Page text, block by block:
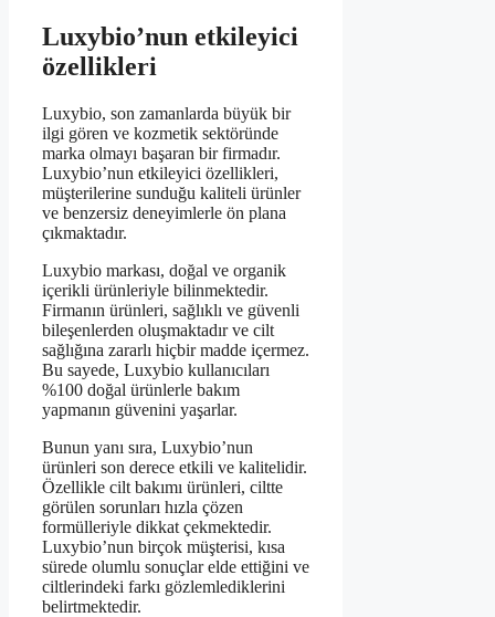
Luxybio’nun etkileyici
özellikleri
Luxybio, son zamanlarda büyük bir
ilgi gören ve kozmetik sektöründe
marka olmayı başaran bir firmadır.
Luxybio’nun etkileyici özellikleri,
müşterilerine sunduğu kaliteli ürünler
ve benzersiz deneyimlerle ön plana
çıkmaktadır.
Luxybio markası, doğal ve organik
içerikli ürünleriyle bilinmektedir.
Firmanın ürünleri, sağlıklı ve güvenli
bileşenlerden oluşmaktadır ve cilt
sağlığına zararlı hiçbir madde içermez.
Bu sayede, Luxybio kullanıcıları
%100 doğal ürünlerle bakım
yapmanın güvenini yaşarlar.
Bunun yanı sıra, Luxybio’nun
ürünleri son derece etkili ve kalitelidir.
Özellikle cilt bakımı ürünleri, ciltte
görülen sorunları hızla çözen
formülleriyle dikkat çekmektedir.
Luxybio’nun birçok müşterisi, kısa
sürede olumlu sonuçlar elde ettiğini ve
ciltlerindeki farkı gözlemlediklerini
belirtmektedir.